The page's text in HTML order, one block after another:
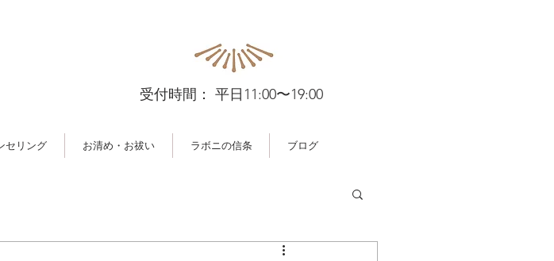
受付時間： 平日11:00〜19:00
セリング お清め・お祓い ラボニの信条 ブログ